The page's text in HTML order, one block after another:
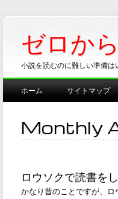
ゼロか
小説を読むのに難しい準備は
Main menu
Skip
ホーム サイトマップ
Monthly
ロウソクで読書を
かなり昔のことですが、